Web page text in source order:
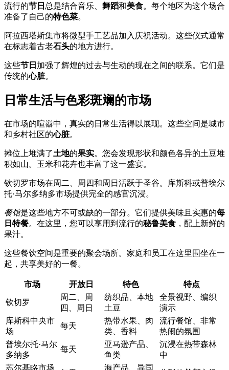
流行的节日 总是结合音乐、 舞蹈和美食。每个地区为这个场合
准备了自己的特色菜。
阿拉西塔斯集市将微型手工艺品加入庆祝活动。这些仪式通常
在标志着古老石头的地方进行。
这些节日 加强了辉煌的过去与生动的现在之间的联系。它们是
传统的心脏。
日常生活与色彩斑斓的市场
在市场的喧嚣中，真实的日常生活得以展现。这些空间是城市
和乡村社区的心脏。
摊位上堆满了土地的果实。您会发现形状和颜色各异的土豆堆
积如山。玉米和花卉也丰富了这一盛宴。
钦切罗市场在周二、周四和周日活跃于圣谷。库斯科或普埃尔
托·马尔多纳多市场提供完全的感官沉浸。
餐馆是这些地方不可或缺的一部分。它们提供美味且实惠的每
日特餐。在这里，您可以享用到流行的秘鲁美食 ，配上新鲜的
果汁。
这些餐饮空间是重要的聚会场所。家庭和员工在这里围坐在一
起，共享美好的一餐。
市场 开放日 特色 特点
钦切罗
周二、周
四、周日
纺织品、本地
土豆
全景视野、编织
演示
库斯科中央市
场
每天
热带水果、肉
类、香料
流行餐馆、非常
热闹的氛围
普埃尔托·马尔
多纳多
每天
亚马逊产品、
鱼类
沉浸在热带森林
中
苏尔基略市场
海产品、异国